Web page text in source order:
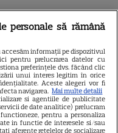
un nou Black
Jonsson preia
lui Chadwick
personale să rămână
informații pe dispozitivul
pentru prelucrarea datelor cu
preferințele dvs. făcând clic
unui interes legitim în orice
Aceste alegeri vor fi
navigarea. Mai multe detalii
si agentiile de publicitate
de date analitice) prelucram
pentru a personaliza
in functie de interesele si/sau
aferente retelelor de socializare